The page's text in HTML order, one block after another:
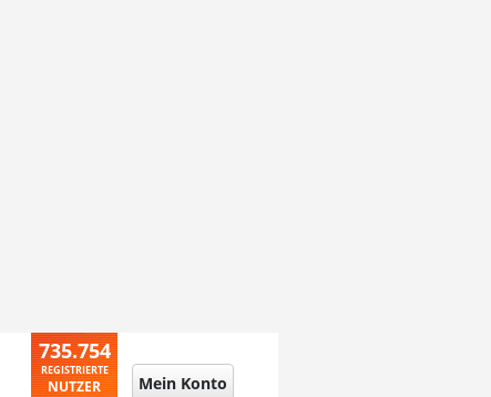
735.754
REGISTRIERTE
NUTZER Mein Konto